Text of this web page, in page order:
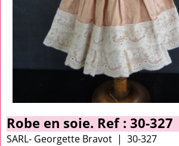
Robe en soie. Ref : 30-327
SARL- Georgette Bravot 30-327